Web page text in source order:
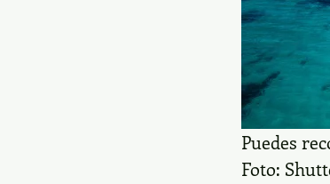
Puedes
Foto: